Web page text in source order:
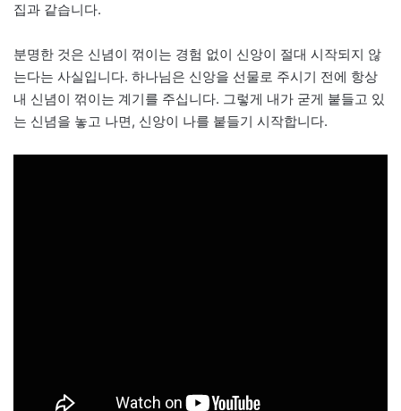
집과 같습니다.
분명한 것은 신념이 꺾이는 경험 없이 신앙이 절대 시작되지 않
는다는 사실입니다. 하나님은 신앙을 선물로 주시기 전에 항상
내 신념이 꺾이는 계기를 주십니다. 그렇게 내가 굳게 붙들고 있
는 신념을 놓고 나면, 신앙이 나를 붙들기 시작합니다.